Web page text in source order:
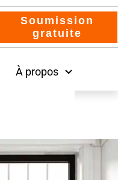
Soumission
gratuite
À propos